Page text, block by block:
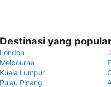
Destinasi yang
London
Melbourne
Kuala Lumpur
Pulau Pinang